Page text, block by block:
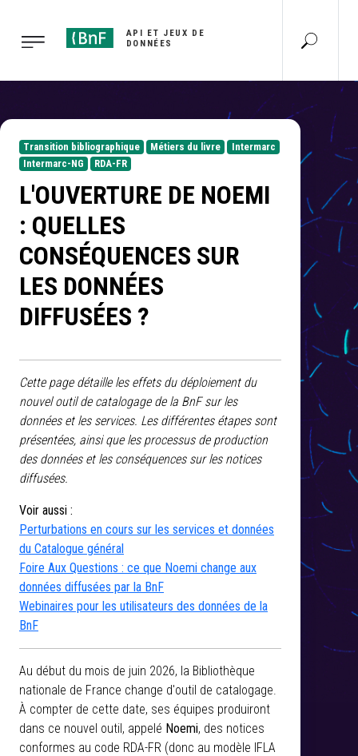
API ET JEUX DE
DONNÉES
Transition bibliographique Métiers du livre
Intermarc
Intermarc-NG
RDA-FR
L'OUVERTURE DE NOEMI
: QUELLES
CONSÉQUENCES SUR
LES DONNÉES
DIFFUSÉES ?
Cette page détaille les effets du déploiement du
nouvel outil de catalogage de la BnF sur les
données et les services. Les différentes étapes sont
présentées, ainsi que les processus de production
des données et les conséquences sur les notices
diffusées.
Voir aussi :
Perturbations en cours sur les services et données
du Catalogue général
Foire Aux Questions : ce que Noemi change aux
données diffusées par la BnF
Webinaires pour les utilisateurs des données de la
BnF
Au début du mois de juin 2026, la Bibliothèque
nationale de France change d'outil de catalogage.
À compter de cette date, ses équipes produiront
dans ce nouvel outil, appelé Noemi, des notices
conformes au code RDA-FR (donc au modèle IFLA